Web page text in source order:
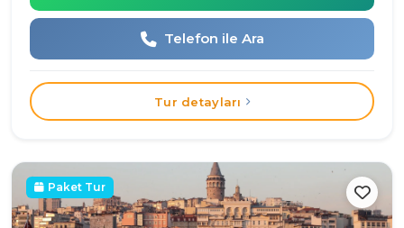
Telefon ile Ara
Tur detayları
Paket Tur